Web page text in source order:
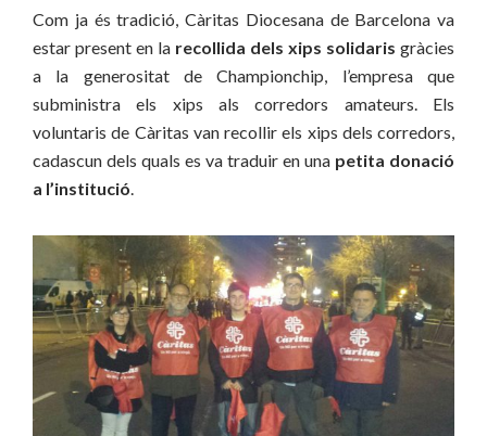
Com ja és tradició, Càritas Diocesana de Barcelona va
estar present en la recollida dels xips solidaris gràcies
a la generositat de Championchip, l’empresa que
subministra els xips als corredors amateurs. Els
voluntaris de Càritas van recollir els xips dels corredors,
cadascun dels quals es va traduir en una petita donació
a l’institució.